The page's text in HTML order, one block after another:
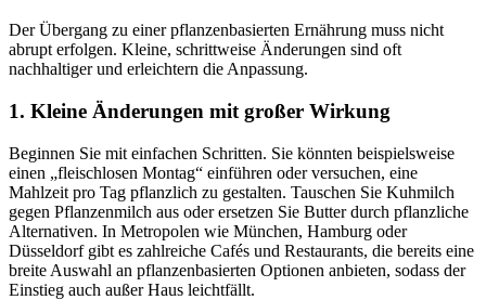
Der Übergang zu einer pflanzenbasierten Ernährung muss nicht
abrupt erfolgen. Kleine, schrittweise Änderungen sind oft
nachhaltiger und erleichtern die Anpassung.
1. Kleine Änderungen mit großer Wirkung
Beginnen Sie mit einfachen Schritten. Sie könnten beispielsweise
einen „fleischlosen Montag“ einführen oder versuchen, eine
Mahlzeit pro Tag pflanzlich zu gestalten. Tauschen Sie Kuhmilch
gegen Pflanzenmilch aus oder ersetzen Sie Butter durch pflanzliche
Alternativen. In Metropolen wie München, Hamburg oder
Düsseldorf gibt es zahlreiche Cafés und Restaurants, die bereits eine
breite Auswahl an pflanzenbasierten Optionen anbieten, sodass der
Einstieg auch außer Haus leichtfällt.